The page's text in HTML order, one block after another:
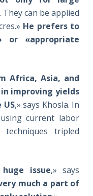
. They can be applied
He prefers to
or «appropriate
Africa, Asia, and
improving yields
,» says Khosla. In
current labor
tripled
issue,» says
much a part of